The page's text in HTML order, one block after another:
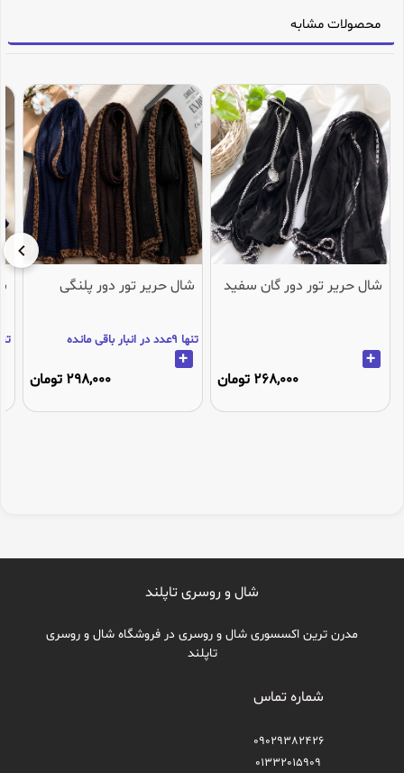
محصولات مشابه
شال حریر تور دور گان سفید
+
268,000 تومان
شال حریر تور دور پلنگی
تنها 9عدد در انبار باقی مانده
+
298,000 تومان
تنها 3عدد
شال و روسری تاپلند
مدرن ترین اکسسوری شال و روسری در فروشگاه شال و روسری
تاپلند
شماره تماس
09029382426
01332015909